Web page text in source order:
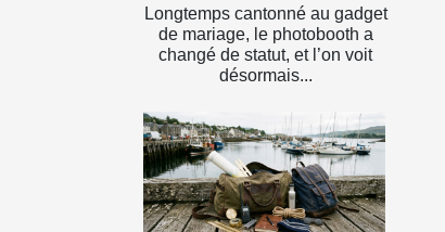
Longtemps cantonné au gadget
de mariage, le photobooth a
changé de statut, et l’on voit
désormais...